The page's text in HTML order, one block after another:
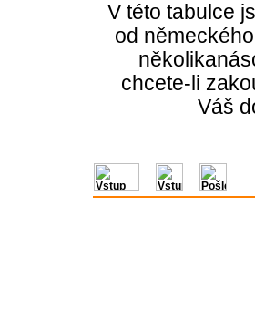
V této tabulce
od
chcete-li
Váš